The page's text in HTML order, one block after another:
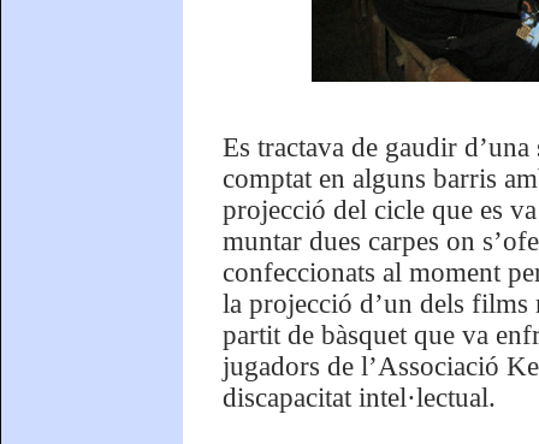
Es tractava de gaudir
comptat en alguns barris
projecció del cicle que es
muntar dues carpes on
confeccionats al moment
la projecció d’un dels films
partit de bàsquet que va
jugadors de l’Associació
discapacitat intel·lectual.